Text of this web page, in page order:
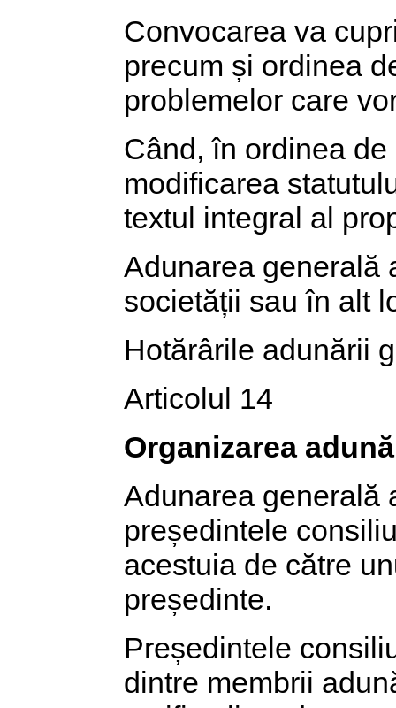
Convocarea va
precum și ordinea
problemelor care
Când, în ordinea
modificarea
textul integral al
Adunarea generală
societății sau în alt
Hotărârile adunării
Articolul 14
Organizarea
Adunarea generală
președintele
acestuia de către
președinte.
Președintele
dintre membrii